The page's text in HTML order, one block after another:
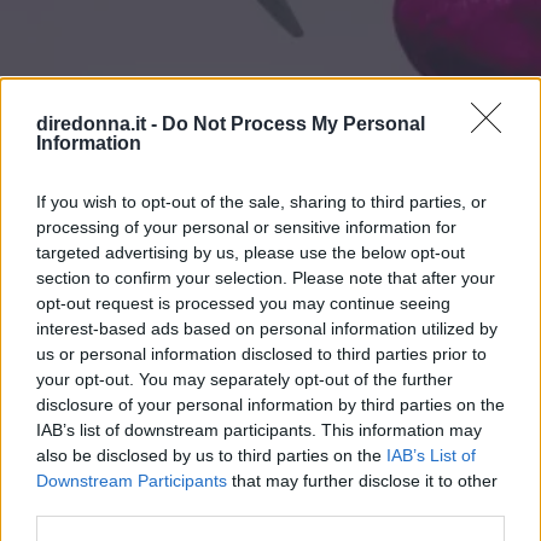
diredonna.it - Do Not Process My Personal
Information
If you wish to opt-out of the sale, sharing to third parties, or
processing of your personal or sensitive information for
targeted advertising by us, please use the below opt-out
section to confirm your selection. Please note that after your
opt-out request is processed you may continue seeing
interest-based ads based on personal information utilized by
us or personal information disclosed to third parties prior to
your opt-out. You may separately opt-out of the further
disclosure of your personal information by third parties on the
IAB’s list of downstream participants. This information may
also be disclosed by us to third parties on the IAB’s List of
Downstream Participants that may further disclose it to other
AMORE
Chiudere una relazione: le
parole giuste per un addio senza
rimpianti
Alcuni consigli ed esempi su frasi di addio per chiudere
una relazione: dal tradimento al cambiamento, come ci si
adatta a tutte le situazioni.